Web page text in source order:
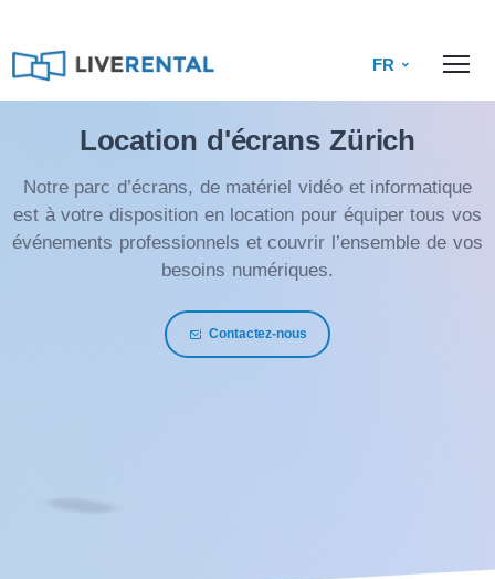
FR
Location d'écrans Zürich
Notre parc d’écrans, de matériel vidéo et informatique
est à votre disposition en location pour équiper tous vos
événements professionnels et couvrir l’ensemble de vos
besoins numériques.
Contactez-nous